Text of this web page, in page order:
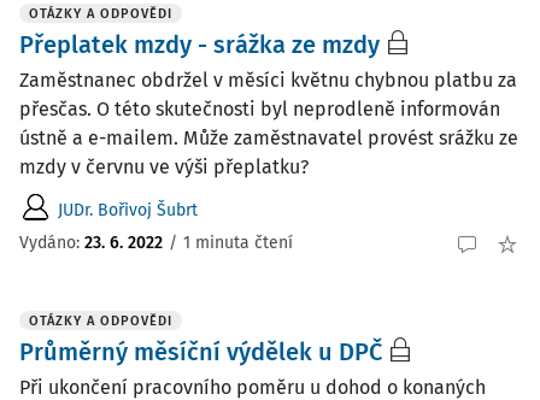
OTÁZKY A ODPOVĚDI
Přeplatek mzdy - srážka ze mzdy
Zaměstnanec obdržel v měsíci květnu chybnou platbu za
přesčas. O této skutečnosti byl neprodleně informován
ústně a e-mailem. Může zaměstnavatel provést srážku ze
mzdy v červnu ve výši přeplatku?
JUDr. Bořivoj Šubrt
Vydáno: 23. 6. 2022 / 1 minuta čtení
OTÁZKY A ODPOVĚDI
Průměrný měsíční výdělek u DPČ
Při ukončení pracovního poměru u dohod o konaných